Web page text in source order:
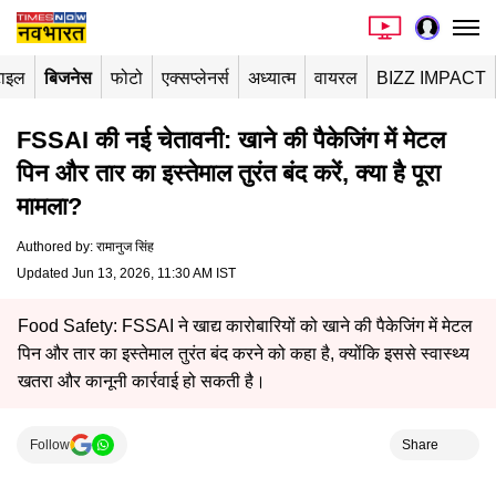
बिजनेस फोटो एक्सप्लेनर्स अध्यात्म वायरल BIZZ IMPACT
FSSAI की नई चेतावनी: खाने की पैकेजिंग में मेटल
पिन और तार का इस्तेमाल तुरंत बंद करें, क्या है पूरा
मामला?
Authored by: रामानुज सिंह
Updated Jun 13, 2026, 11:30 AM IST
Food Safety: FSSAI ने खाद्य कारोबारियों को खाने की पैकेजिंग में मेटल
पिन और तार का इस्तेमाल तुरंत बंद करने को कहा है, क्योंकि इससे स्वास्थ्य
खतरा और कानूनी कार्रवाई हो सकती है।
Follow Share